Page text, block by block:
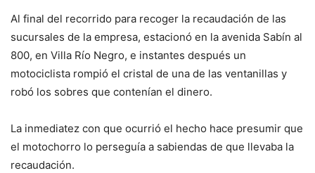
Al final del recorrido para recoger la recaudación de las
sucursales de la empresa, estacionó en la avenida Sabín al
800, en Villa Río Negro, e instantes después un
motociclista rompió el cristal de una de las ventanillas y
robó los sobres que contenían el dinero.
La inmediatez con que ocurrió el hecho hace presumir que
el motochorro lo perseguía a sabiendas de que llevaba la
recaudación.